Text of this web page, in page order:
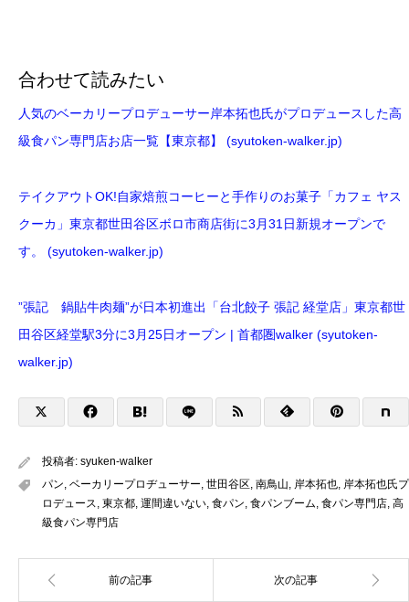
合わせて読みたい
人気のベーカリープロデューサー岸本拓也氏がプロデュースした高
級食パン専門店お店一覧【東京都】 (syutoken-walker.jp)
テイクアウトOK!自家焙煎コーヒーと手作りのお菓子「カフェ ヤス
クーカ」東京都世田谷区ボロ市商店街に3月31日新規オープンで
す。 (syutoken-walker.jp)
”張記 鍋貼牛肉麺”が日本初進出「台北餃子 張記 経堂店」東京都世
田谷区経堂駅3分に3月25日オープン | 首都圏walker (syutoken-
walker.jp)
投稿者: syuken-walker
パン ベーカリープロヂューサー 世田谷区 南鳥山 岸本拓也 岸本拓也氏プ
ロデュース 東京都 運間違いない 食パン 食パンブーム 食パン専門店 高
級食パン専門店